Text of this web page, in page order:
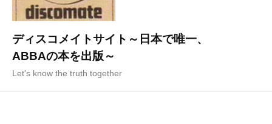
ディスコメイトサイト～日本で唯一、
ABBAの本を出版～
Let's know the truth together